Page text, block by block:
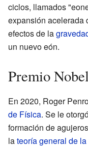
ciclos, llamados
expansión acelerada
efectos de la
un nuevo eón.
Premio
En 2020, Roger
de Física. Se le
formación de
lateoría general de